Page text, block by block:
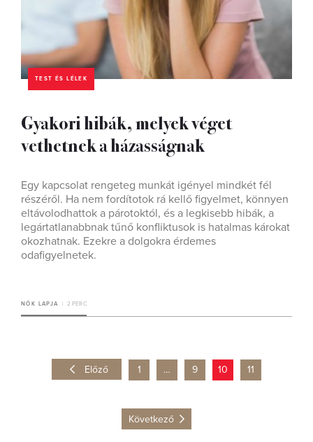
TEST ÉS LÉLEK
Gyakori hibák, melyek véget
vethetnek a házasságnak
Egy kapcsolat rengeteg munkát igényel mindkét fél
részéről. Ha nem fordítotok rá kellő figyelmet, könnyen
eltávolodhattok a párotoktól, és a legkisebb hibák, a
legártatlanabbnak tűnő konfliktusok is hatalmas károkat
okozhatnak. Ezekre a dolgokra érdemes
odafigyelnetek.
NŐK LAPJA 2 PERC
Előző 1 … 9 10 11
Következő